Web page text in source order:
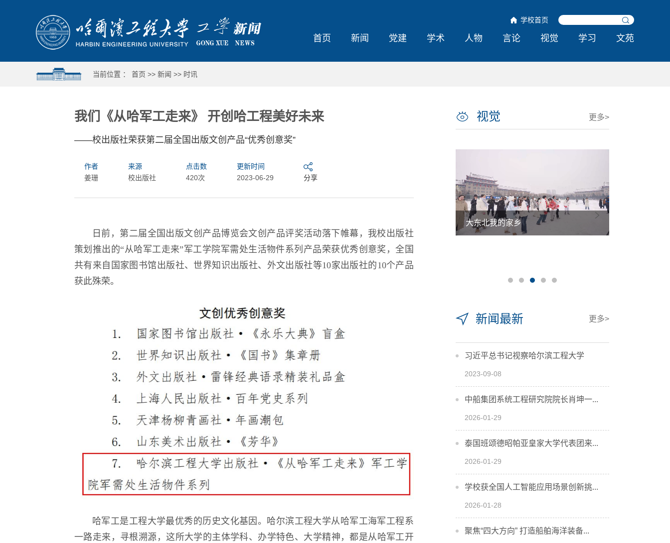
学校首页
首页 新闻 党建 学术 人物 言论 视觉 学习 文苑
当前位置 ： 首页 >> 新闻 >> 时讯
我们《从哈军工走来》 开创哈工程美好未来
——校出版社荣获第二届全国出版文创产品“优秀创意奖”
作者
姜珊
来源
校出版社
点击数
420次
更新时间
2023-06-29
分享
日前，第二届全国出版文创产品博览会文创产品评奖活动落下帷幕，我校出版社
策划推出的“从哈军工走来”军工学院军需处生活物件系列产品荣获优秀创意奖，全国
共有来自国家图书馆出版社、世界知识出版社、外文出版社等10家出版社的10个产品
获此殊荣。
哈军工是工程大学最优秀的历史文化基因。哈尔滨工程大学从哈军工海军工程系
一路走来，寻根溯源，这所大学的主体学科、办学特色、大学精神，都是从哈军工开
视觉 更多>
第18届国际大学生雪雕大赛
热雪铸舰向深蓝 青春共绘强国卷
新闻最新 更多>
习近平总书记视察哈尔滨工程大学
2023-09-08
中船集团系统工程研究院院长肖坤一...
2026-01-29
泰国班颂德昭帕亚皇家大学代表团来...
2026-01-29
学校获全国人工智能应用场景创新挑...
2026-01-28
聚焦“四大方向” 打造船舶海洋装备...